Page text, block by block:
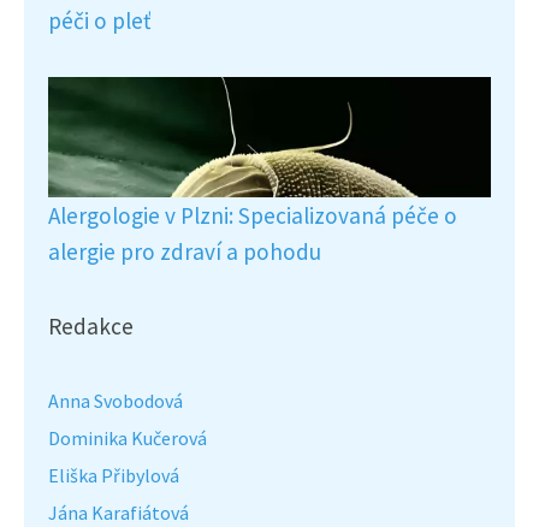
péči o pleť
Alergologie v Plzni: Specializovaná péče o
alergie pro zdraví a pohodu
Redakce
Anna Svobodová
Dominika Kučerová
Eliška Přibylová
Jána Karafiátová